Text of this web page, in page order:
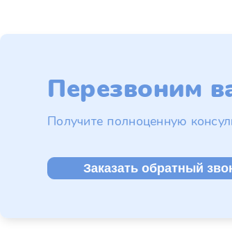
Перезвоним
Получите полноценную
Заказать обратный